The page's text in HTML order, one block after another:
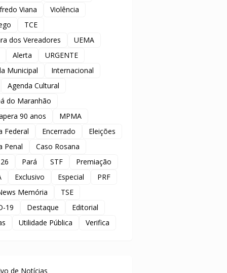
Viana
Violência
TCE
dos Vereadores
UEMA
Alerta
URGENTE
Municipal
Internacional
Agenda Cultural
do Maranhão
90 anos
MPMA
Federal
Encerrado
Eleições
Penal
Caso Rosana
Pará STF
Premiação
Exclusivo Especial
PRF
Memória
TSE
19
Destaque
Editorial
Utilidade Pública Verifica
de Notícias